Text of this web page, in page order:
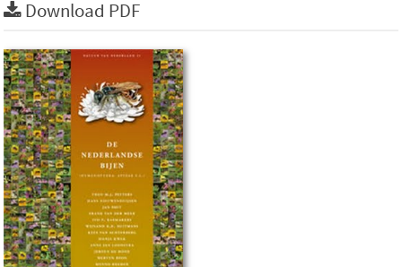
Download PDF